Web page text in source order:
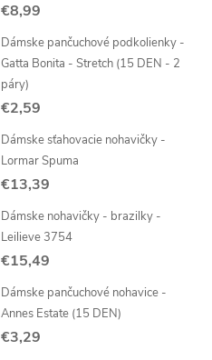
€8,99
Dámske pančuchové podkolienky -
Gatta Bonita - Stretch (15 DEN - 2
páry)
€2,59
Dámske sťahovacie nohavičky -
Lormar Spuma
€13,39
Dámske nohavičky - brazilky -
Leilieve 3754
€15,49
Dámske pančuchové nohavice -
Annes Estate (15 DEN)
€3,29